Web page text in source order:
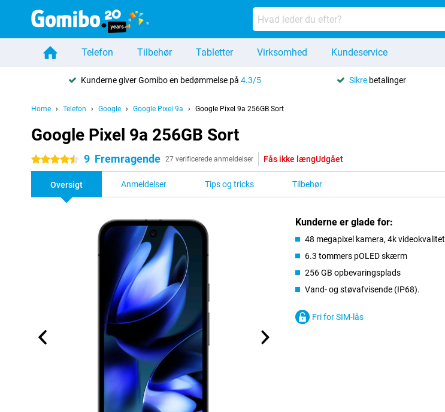
Telefon Tilbehør Tabletter Virksomhed Kundeservice
Kunderne giver Gomibo en bedømmelse på4.3/5 Sikrebetalinger
Home Telefon Google Google Pixel 9a Google Pixel 9a 256GB Sort
Google Pixel 9a 256GB Sort
4.5 stjerner 9 Fremragende 27 verificerede anmeldelser Fås ikke længUdgået
Oversigt Anmeldelser Tips og tricks Tilbehør
Kunderne er glade for:
48 megapixel kamera, 4k videokvalitet
6.3 tommers pOLED skærm
256 GB opbevaringsplads
Vand- og støvafvisende (IP68).
Fri for SIM-lås